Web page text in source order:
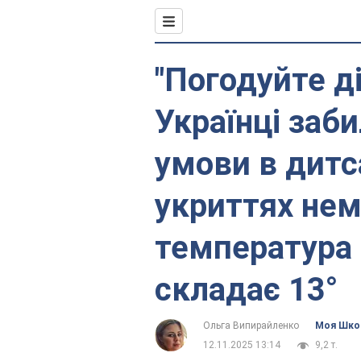
"Погодуйте
Українці
умови в
укриттях
складає 13°
Ольга Випирайленко
Моя
12.11.2025 13:14
9,2 т.